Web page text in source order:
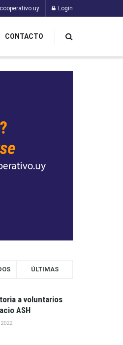
Login
CONTACTO
ÚLTIMAS
a voluntarios
ASH